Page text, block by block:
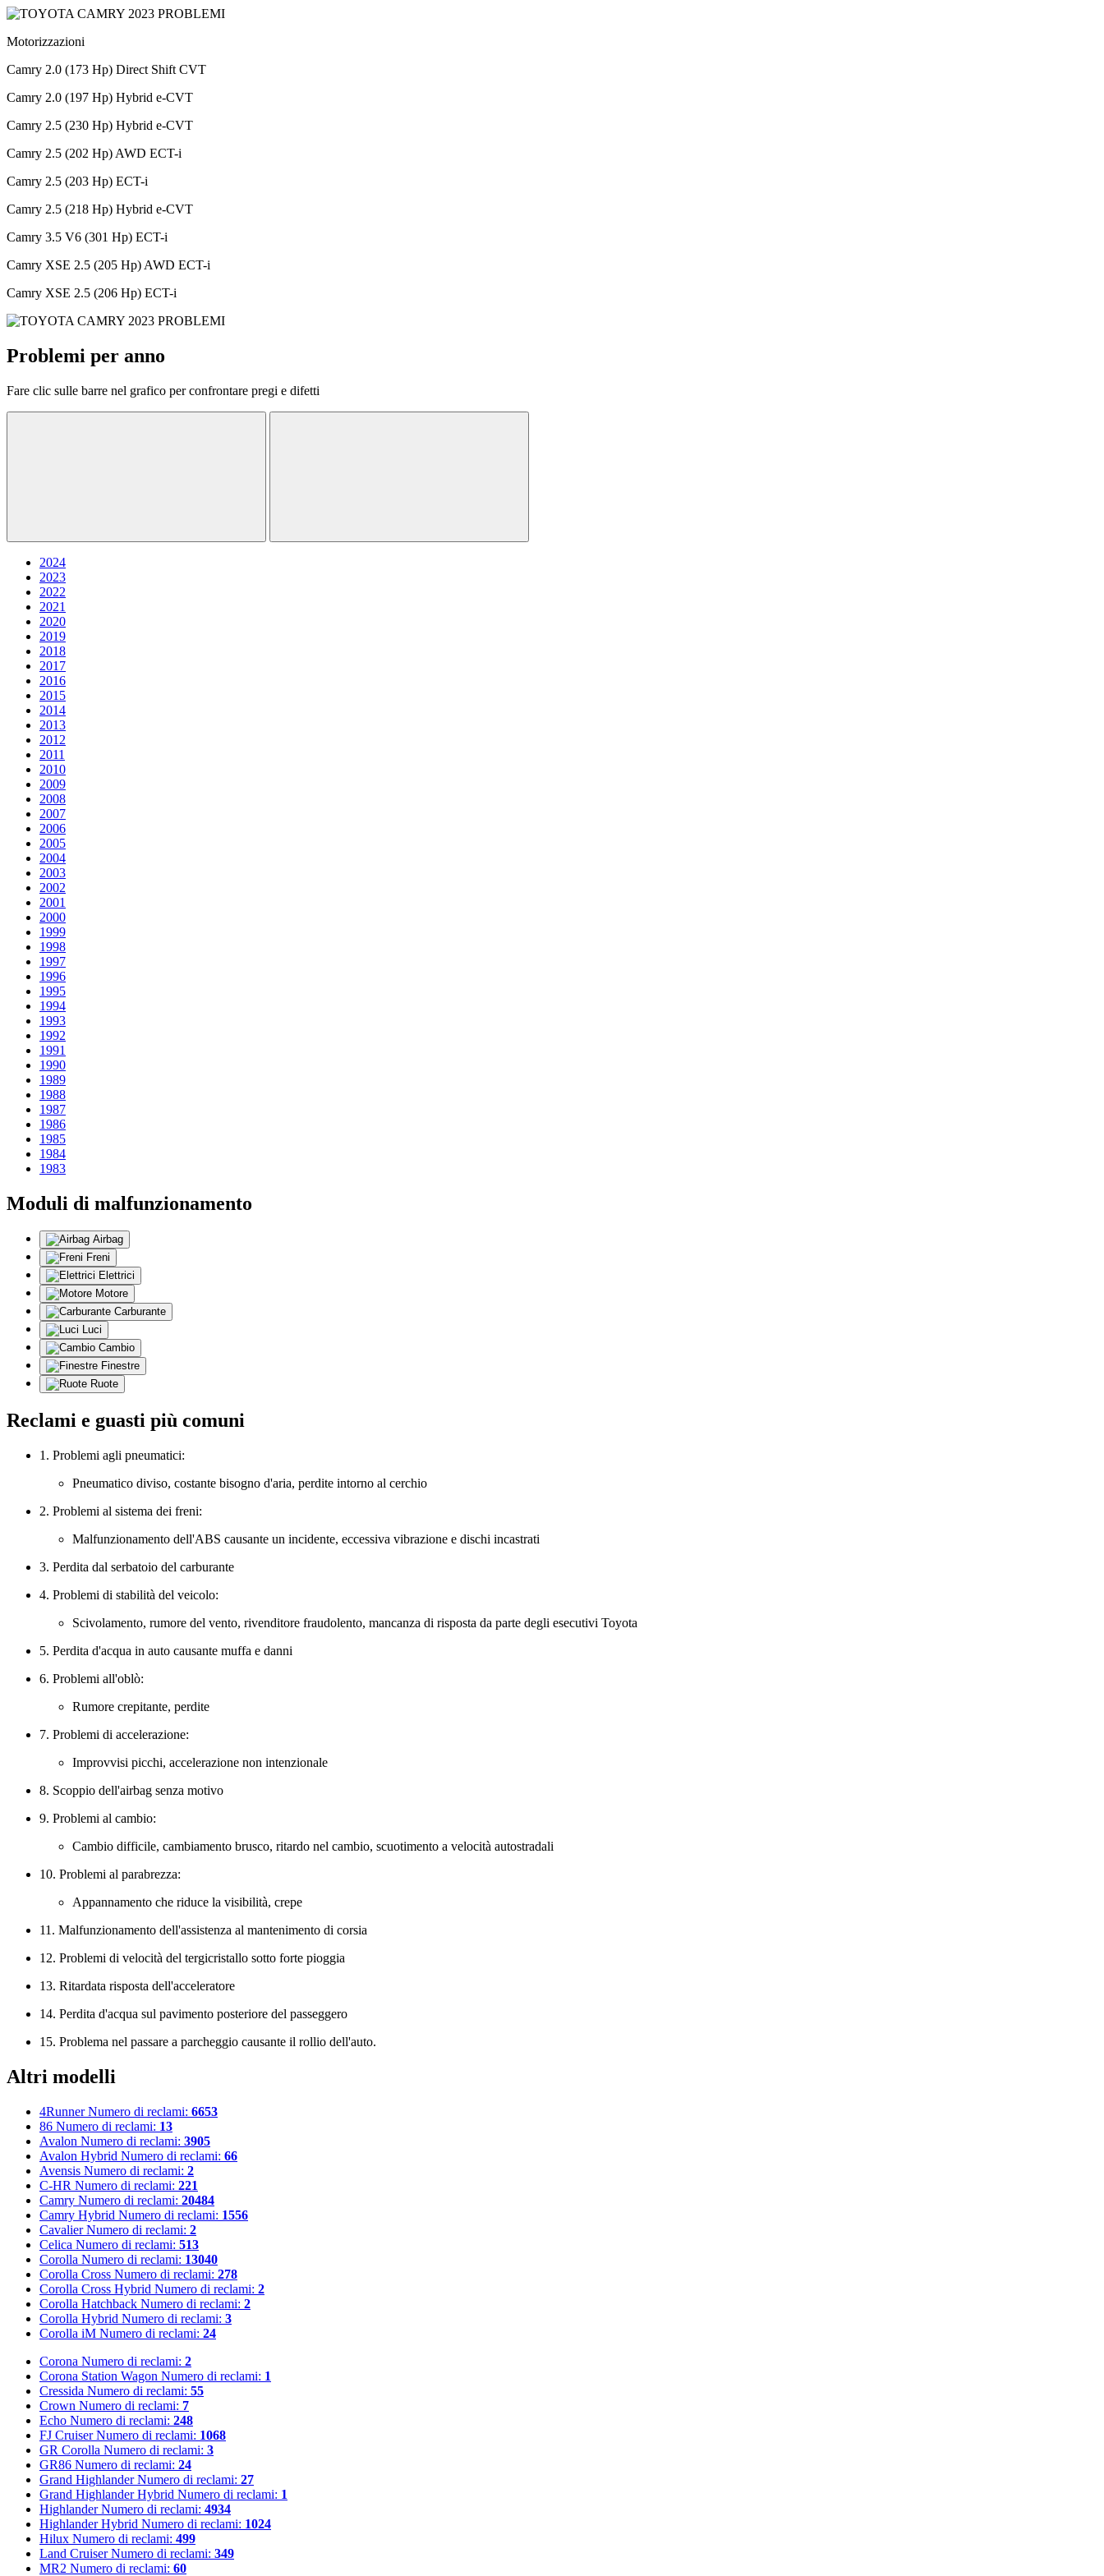
Motorizzazioni
Camry 2.0 (173 Hp) Direct Shift CVT
Camry 2.0 (197 Hp) Hybrid e-CVT
Camry 2.5 (230 Hp) Hybrid e-CVT
Camry 2.5 (202 Hp) AWD ECT-i
Camry 2.5 (203 Hp) ECT-i
Camry 2.5 (218 Hp) Hybrid e-CVT
Camry 3.5 V6 (301 Hp) ECT-i
Camry XSE 2.5 (205 Hp) AWD ECT-i
Camry XSE 2.5 (206 Hp) ECT-i
Problemi per anno
Fare clic sulle barre nel grafico per confrontare pregi e difetti
2024
2023
2022
2021
2020
2019
2018
2017
2016
2015
2014
2013
2012
2011
2010
2009
2008
2007
2006
2005
2004
2003
2002
2001
2000
1999
1998
1997
1996
1995
1994
1993
1992
1991
1990
1989
1988
1987
1986
1985
1984
1983
Moduli di malfunzionamento
Airbag
Freni
Elettrici
Motore
Carburante
Luci
Cambio
Finestre
Ruote
Reclami e guasti più comuni
1. Problemi agli pneumatici:
Pneumatico diviso, costante bisogno d'aria, perdite intorno al cerchio
2. Problemi al sistema dei freni:
Malfunzionamento dell'ABS causante un incidente, eccessiva vibrazione e dischi incastrati
3. Perdita dal serbatoio del carburante
4. Problemi di stabilità del veicolo:
Scivolamento, rumore del vento, rivenditore fraudolento, mancanza di risposta da parte degli esecutivi Toyota
5. Perdita d'acqua in auto causante muffa e danni
6. Problemi all'oblò:
Rumore crepitante, perdite
7. Problemi di accelerazione:
Improvvisi picchi, accelerazione non intenzionale
8. Scoppio dell'airbag senza motivo
9. Problemi al cambio:
Cambio difficile, cambiamento brusco, ritardo nel cambio, scuotimento a velocità autostradali
10. Problemi al parabrezza:
Appannamento che riduce la visibilità, crepe
11. Malfunzionamento dell'assistenza al mantenimento di corsia
12. Problemi di velocità del tergicristallo sotto forte pioggia
13. Ritardata risposta dell'acceleratore
14. Perdita d'acqua sul pavimento posteriore del passeggero
15. Problema nel passare a parcheggio causante il rollio dell'auto.
Altri modelli
4Runner Numero di reclami: 6653
86 Numero di reclami: 13
Avalon Numero di reclami: 3905
Avalon Hybrid Numero di reclami: 66
Avensis Numero di reclami: 2
C-HR Numero di reclami: 221
Camry Numero di reclami: 20484
Camry Hybrid Numero di reclami: 1556
Cavalier Numero di reclami: 2
Celica Numero di reclami: 513
Corolla Numero di reclami: 13040
Corolla Cross Numero di reclami: 278
Corolla Cross Hybrid Numero di reclami: 2
Corolla Hatchback Numero di reclami: 2
Corolla Hybrid Numero di reclami: 3
Corolla iM Numero di reclami: 24
Corona Numero di reclami: 2
Corona Station Wagon Numero di reclami: 1
Cressida Numero di reclami: 55
Crown Numero di reclami: 7
Echo Numero di reclami: 248
FJ Cruiser Numero di reclami: 1068
GR Corolla Numero di reclami: 3
GR86 Numero di reclami: 24
Grand Highlander Numero di reclami: 27
Grand Highlander Hybrid Numero di reclami: 1
Highlander Numero di reclami: 4934
Highlander Hybrid Numero di reclami: 1024
Hilux Numero di reclami: 499
Land Cruiser Numero di reclami: 349
MR2 Numero di reclami: 60